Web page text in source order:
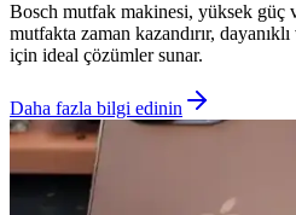
Bosch mutfak makinesi, yüksek
mutfakta zaman kazandırır,
için ideal çözümler sunar.
Daha fazla bilgi edinin